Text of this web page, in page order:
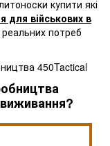
купити які
для військових в
потреб